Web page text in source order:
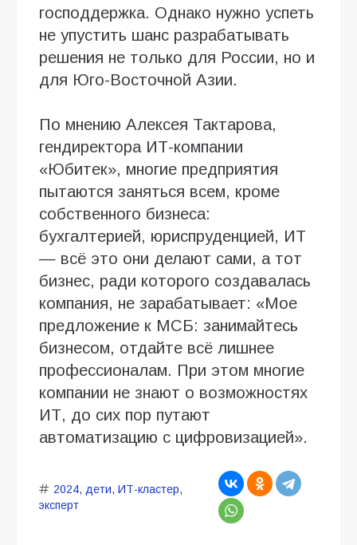
господдержка. Однако нужно успеть
не упустить шанс разрабатывать
решения не только для России, но и
для Юго-Восточной Азии.
По мнению Алексея Тактарова,
гендиректора ИТ-компании
«Юбитек», многие предприятия
пытаются заняться всем, кроме
собственного бизнеса:
бухгалтерией, юриспруденцией, ИТ
— всё это они делают сами, а тот
бизнес, ради которого создавалась
компания, не зарабатывает: «Мое
предложение к МСБ: занимайтесь
бизнесом, отдайте всё лишнее
профессионалам. При этом многие
компании не знают о возможностях
ИТ, до сих пор путают
автоматизацию с цифровизацией».
2024, дети, ИТ-кластер,
эксперт